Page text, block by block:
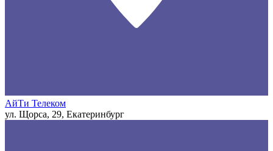
АйТи Телеком
ул. Щорса, 29, Екатеринбург